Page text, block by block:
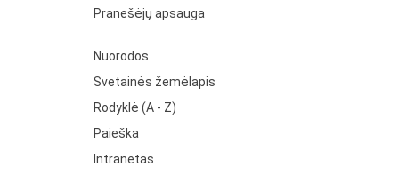
Pranešėjų apsauga
Nuorodos
Svetainės žemėlapis
Rodyklė (A - Z)
Paieška
Intranetas